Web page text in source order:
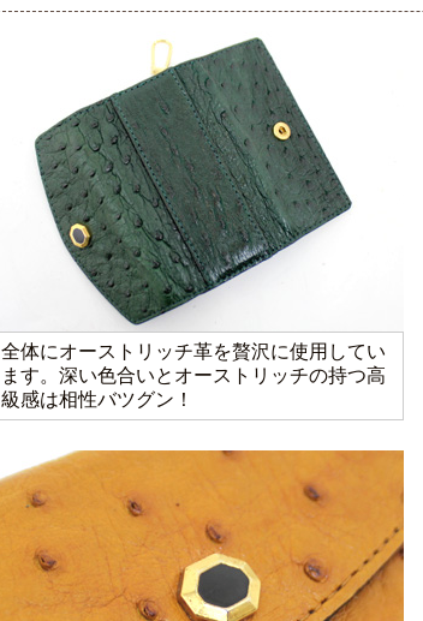
全体にオーストリッチ革を贅沢に使用してい
ます。深い色合いとオーストリッチの持つ高
級感は相性バツグン！